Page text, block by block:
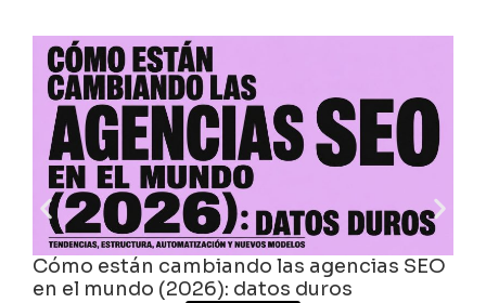
están cambiando las agencias SEO
el mundo (2026): datos duros